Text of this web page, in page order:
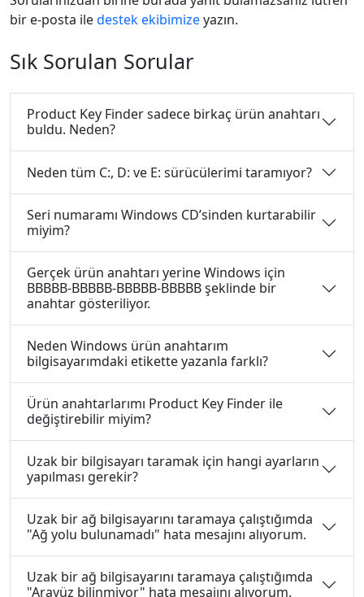
bir e-posta iledestek ekibimizeyazın.
Sık Sorulan Sorular
Product Key Finder sadece birkaç ürün anahtarı
buldu. Neden?
Neden tüm C:, D: ve E: sürücülerimi taramıyor?
Seri numaramı Windows CD’sinden kurtarabilir
miyim?
Gerçek ürün anahtarı yerine Windows için
BBBBB-BBBBB-BBBBB-BBBBB şeklinde bir
anahtar gösteriliyor.
Neden Windows ürün anahtarım
bilgisayarımdaki etikette yazanla farklı?
Ürün anahtarlarımı Product Key Finder ile
değiştirebilir miyim?
Uzak bir bilgisayarı taramak için hangi ayarların
yapılması gerekir?
Uzak bir ağ bilgisayarını taramaya çalıştığımda
"Ağ yolu bulunamadı" hata mesajını alıyorum.
Uzak bir ağ bilgisayarını taramaya çalıştığımda
"Arayüz bilinmiyor" hata mesajını alıyorum.